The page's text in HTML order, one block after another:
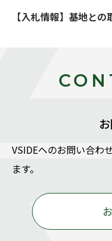
【入札情報】基地と
VSIDEヘのお問い合わ
ます。